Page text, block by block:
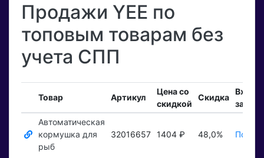
Продажи YEE по
топовым товарам без
учета СПП
Товар Артикул
Цена со
скидкой
Скидка
заказы
Автоматическая
кормушка для
рыб
32016657 1404 ₽ 48,0%